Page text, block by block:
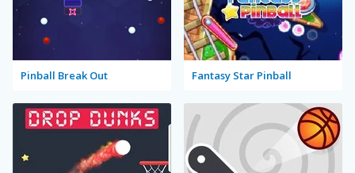
Pinball Break Out Fantasy Star Pinball